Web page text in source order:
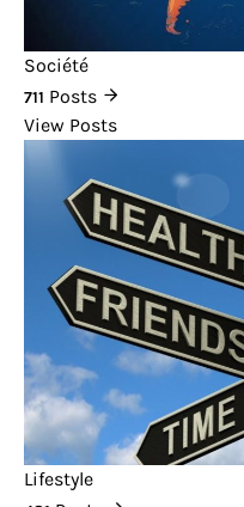
Société
711 Posts
View Posts
Lifestyle